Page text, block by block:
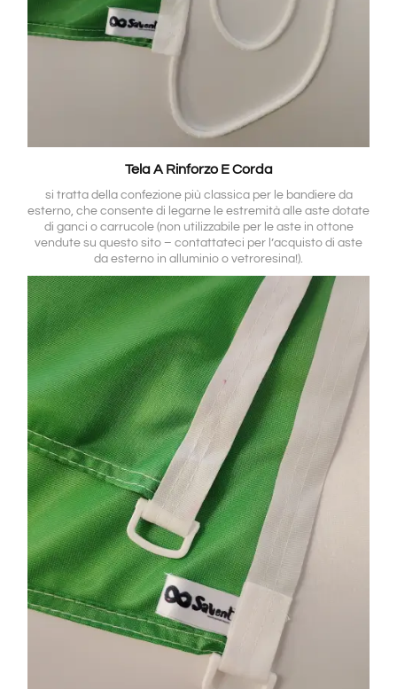
Tela A Rinforzo E Corda
si tratta della confezione più classica per le bandiere da
esterno, che consente di legarne le estremità alle aste dotate
di ganci o carrucole (non utilizzabile per le aste in ottone
vendute su questo sito – contattateci per l’acquisto di aste
da esterno in alluminio o vetroresina!).